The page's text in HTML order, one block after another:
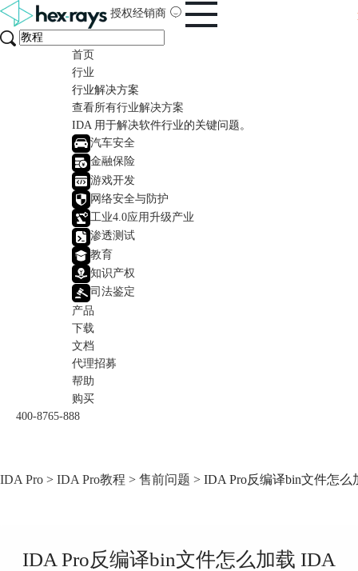
授权经销商
首页
行业
行业解决方案
查看所有行业解决方案
IDA 用于解决软件行业的关键问题。
汽车安全
金融保险
游戏开发
网络安全与防护
工业4.0应用升级产业
渗透测试
教育
知识产权
司法鉴定
产品
下载
文档
代理招募
帮助
购买
400-8765-888
IDA Pro > IDA Pro教程 > 售前问题 > IDA Pro反编译bin文件怎
IDA Pro反编译bin文件怎么加载 IDA